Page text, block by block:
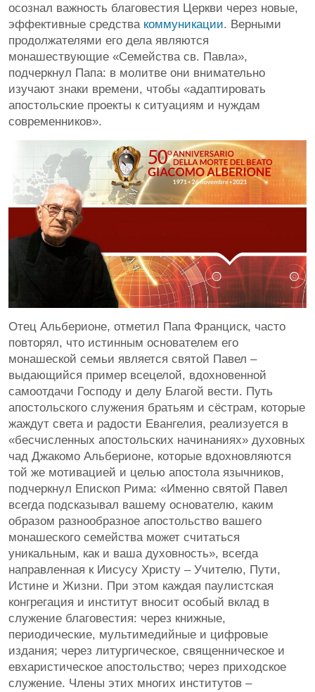
осознал важность благовестия Церкви через новые,
эффективные средства коммуникации. Верными
продолжателями его дела являются
монашествующие «Семейства св. Павла»,
подчеркнул Папа: в молитве они внимательно
изучают знаки времени, чтобы «адаптировать
апостольские проекты к ситуациям и нуждам
современников».
Отец Альберионе, отметил Папа Франциск, часто
повторял, что истинным основателем его
монашеской семьи является святой Павел –
выдающийся пример всецелой, вдохновенной
самоотдачи Господу и делу Благой вести. Путь
апостольского служения братьям и сёстрам, которые
жаждут света и радости Евангелия, реализуется в
«бесчисленных апостольских начинаниях» духовных
чад Джакомо Альберионе, которые вдохновляются
той же мотивацией и целью апостола язычников,
подчеркнул Епископ Рима: «Именно святой Павел
всегда подсказывал вашему основателю, каким
образом разнообразное апостольство вашего
монашеского семейства может считаться
уникальным, как и ваша духовность», всегда
направленная к Иисусу Христу – Учителю, Пути,
Истине и Жизни. При этом каждая паулистская
конгрегация и институт вносит особый вклад в
служение благовестия: через книжные,
периодические, мультимедийные и цифровые
издания; через литургическое, священническое и
евхаристическое апостольство; через приходское
служение. Члены этих многих институтов –